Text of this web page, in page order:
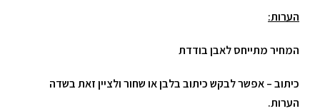
הערות:
המחיר מתייחס לאבן בודדת
כיתוב – אפשר לבקש כיתוב בלבן או שחור ולציין זאת בשדה
הערות.